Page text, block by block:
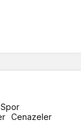
Spor
Cenazeler